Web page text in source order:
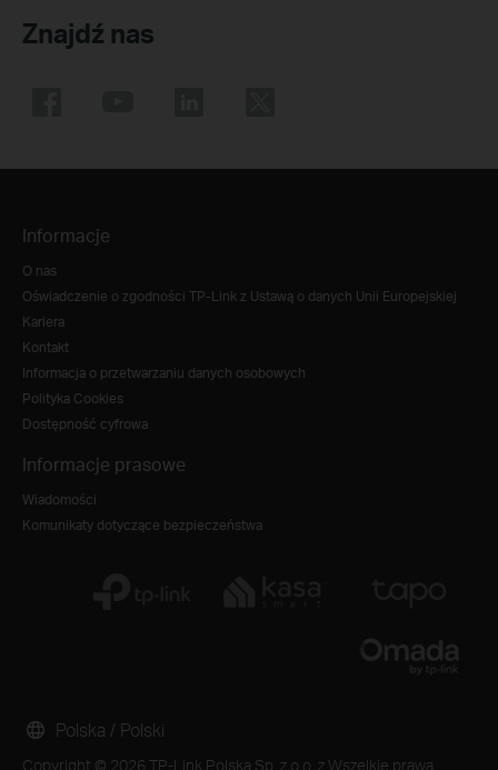
Znajdź nas
Informacje
O nas
Oświadczenie o zgodności TP-Link z Ustawą o danych Unii Europejskiej
Kariera
Kontakt
Informacja o przetwarzaniu danych osobowych
Polityka Cookies
Dostępność cyfrowa
Informacje prasowe
Wiadomości
Komunikaty dotyczące bezpieczeństwa
Copyright © 2026 TP-Link Polska Sp. z o.o. z Wszelkie prawa
Polska / Polski